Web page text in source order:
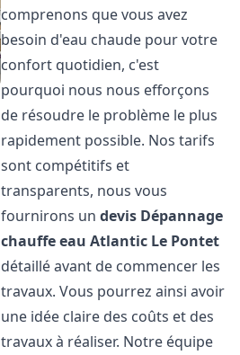
comprenons que vous avez
besoin d'eau chaude pour votre
confort quotidien, c'est
pourquoi nous nous efforçons
de résoudre le problème le plus
rapidement possible. Nos tarifs
sont compétitifs et
transparents, nous vous
fournirons undevis Dépannage
chauffe eau Atlantic Le Pontet
détaillé avant de commencer les
travaux. Vous pourrez ainsi avoir
une idée claire des coûts et des
travaux à réaliser. Notre équipe